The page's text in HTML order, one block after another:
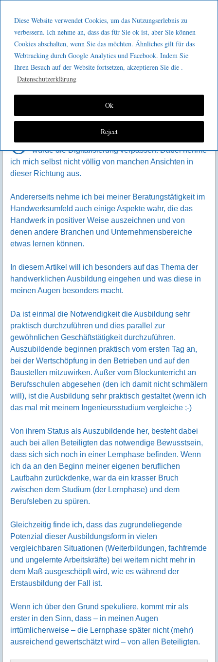
Diese Website verwendet Cookies, um das Nutzungserlebnis zu
verbessern. Ich nehme an, dass das für Sie ok ist, aber Sie können
Cookies abschalten, wenn Sie das möchten. Ähnliches gilt für das
Webtracking durch Google Analytics und Facebook. Indem Sie
Ihren Besuch auf der Website fortsetzen, akzeptieren Sie die .
Datenschutzerklärung
Reject
Ok
GeeMco :
Götz Müller
Consulting
Was die Industrie vom Handwerk
lernen kann
O würde die Digitalisierung verpassen. Dabei nehme
ich mich selbst nicht völlig von manchen Ansichten in
dieser Richtung aus.
Andererseits nehme ich bei meiner Beratungstätigkeit im
Handwerksumfeld auch einige Aspekte wahr, die das
Handwerk in positiver Weise auszeichnen und von
denen andere Branchen und Unternehmensbereiche
etwas lernen können.
In diesem Artikel will ich besonders auf das Thema der
handwerklichen Ausbildung eingehen und was diese in
meinen Augen besonders macht.
Da ist einmal die Notwendigkeit die Ausbildung sehr
praktisch durchzuführen und dies parallel zur
gewöhnlichen Geschäftstätigkeit durchzuführen.
Auszubildende beginnen praktisch vom ersten Tag an,
bei der Wertschöpfung in den Betrieben und auf den
Baustellen mitzuwirken. Außer vom Blockunterricht an
Berufsschulen abgesehen (den ich damit nicht schmälern
will), ist die Ausbildung sehr praktisch gestaltet (wenn ich
das mal mit meinem Ingenieursstudium vergleiche ;-)
Von ihrem Status als Auszubildende her, besteht dabei
auch bei allen Beteiligten das notwendige Bewusstsein,
dass sich sich noch in einer Lernphase befinden. Wenn
ich da an den Beginn meiner eigenen beruflichen
Laufbahn zurückdenke, war da ein krasser Bruch
zwischen dem Studium (der Lernphase) und dem
Berufsleben zu spüren.
Gleichzeitig finde ich, dass das zugrundeliegende
Potenzial dieser Ausbildungsform in vielen
vergleichbaren Situationen (Weiterbildungen, fachfremde
und ungelernte Arbeitskräfte) bei weitem nicht mehr in
dem Maß ausgeschöpft wird, wie es während der
Erstausbildung der Fall ist.
Wenn ich über den Grund spekuliere, kommt mir als
erster in den Sinn, dass – in meinen Augen
irrtümlicherweise – die Lernphase später nicht (mehr)
ausreichend gewertschätzt wird – von allen Beteiligten.